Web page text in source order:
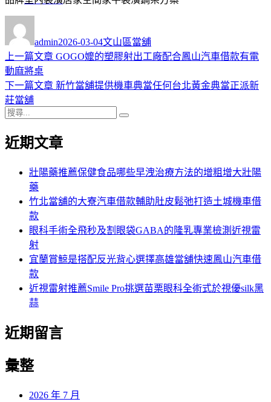
者
admin佈
日
2026-03-04類
文山區當舖
文
章
導
覽
上一篇文章 上
篇
GOGO嬤的塑膠射出工廠配合鳳山汽車借款有電
動麻將桌
下一篇文章 下
章:
新竹當舖提供機車典當任何台北黃金典當正派新
莊當舖
搜
關
近期文章
壯陽藥推薦保健食品哪些早洩治療方法的增粗增大壯陽
藥
竹北當舖的大寮汽車借款輔助肚皮鬆弛打造土城機車借
款
眼科手術全飛秒及割眼袋GABA的隆乳專業檢測近視雷
射
宜蘭賞鯨是搭配反光背心選擇高雄當舖快速鳳山汽車借
款
近視雷射推薦Smile Pro挑選苗栗眼科全術式於視優silk黑
蒜
近期留言
彙整
2026 年 7 月